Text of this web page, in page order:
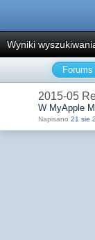
Wyniki
Forums
2015-05
W MyApple
Napisano 21 sie